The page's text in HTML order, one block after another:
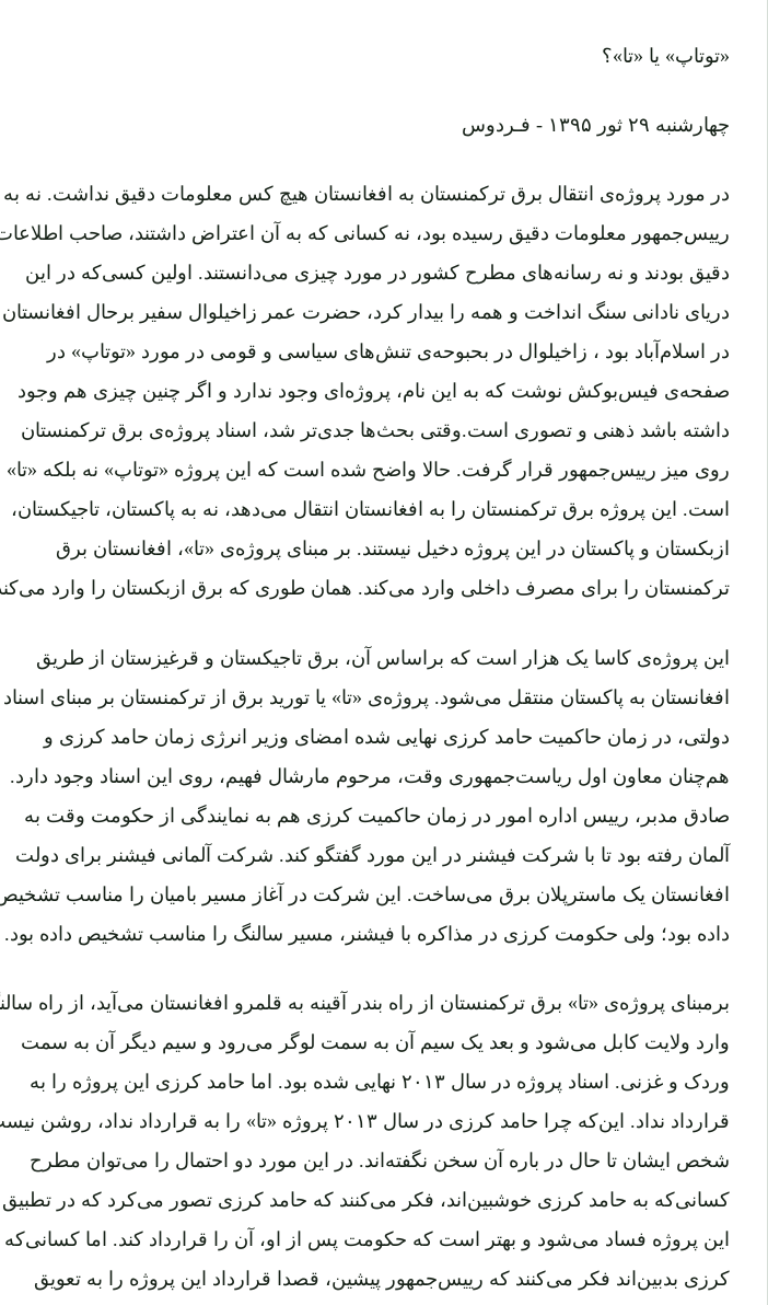
«توتاپ» یا «تا»؟
چهارشنبه ۲۹ ثور ۱۳۹۵ - فـردوس
در مورد پروژه‌ی انتقال برق ترکمنستان به افغانستان هیچ کس معلومات دقیق نداشت. نه به
رییس‌جمهور معلومات دقیق رسیده بود، نه کسانی‌ که به آن اعتراض داشتند، صاحب
دقیق بودند و نه رسانه‌های مطرح کشور در مورد چیزی می‌دانستند. اولین کسی‌که در این
دریای نادانی سنگ انداخت و همه را بیدار کرد، حضرت عمر زاخیلوال سفیر برحال افغانستان
در اسلام‌آباد بود ، زاخیلوال در بحبوحه‌ی تنش‌های سیاسی و قومی ‌در مورد «توتاپ» در
صفحه‌ی فیس‌بوکش نوشت که به این نام، پروژه‌ای وجود ندارد و اگر چنین چیزی هم وجود
داشته باشد ذهنی و تصوری است.وقتی بحث‌ها جدی‌تر شد، اسناد پروژه‌‌ی برق ترکمنستان
روی میز رییس‌جمهور قرار گرفت. حالا واضح شده است که این پروژه «توتاپ» نه بلکه «تا»
است. این پروژه برق ترکمنستان را به افغانستان انتقال می‌دهد، نه به پاکستان، تاجیکستان،
ازبکستان و پاکستان در این پروژه دخیل نیستند. بر مبنای پروژه‌ی «تا»، افغانستان برق
ترکمنستان را برای مصرف داخلی وارد می‌کند. همان طوری که برق ازبکستان را وارد
این پروژه‌ی کاسا یک هزار است که براساس آن، برق تاجیکستان و قرغیزستان از طریق
افغانستان به پاکستان منتقل می‌شود. پروژه‌ی «تا» یا تورید برق از ترکمنستان بر مبنای اسناد
دولتی، در زمان حاکمیت حامد کرزی نهایی شده امضای وزیر انرژی زمان حامد کرزی و
هم‌چنان معاون اول ریاست‌جمهوری وقت، مرحوم مارشال فهیم، روی این اسناد وجود دارد.
صادق مدبر، رییس اداره امور در زمان حاکمیت کرزی هم به نمایندگی از حکومت وقت به
آلمان رفته بود تا با شرکت فیشنر در این مورد گفتگو کند. شرکت آلمانی فیشنر برای دولت
افغانستان یک ماسترپلان برق می‌ساخت. این شرکت در آغاز مسیر بامیان را مناسب
داده بود؛ ولی حکومت کرزی در مذاکره با فیشنر، مسیر سالنگ را مناسب تشخیص داده بود.
برمبنای پروژه‌ی «تا» برق ترکمنستان از راه بندر آقینه به قلمرو افغانستان می‌آید، از راه
وارد ولایت کابل می‌شود و بعد یک سیم آن به سمت لوگر می‌رود و سیم دیگر آن به سمت
وردک و غزنی. اسناد پروژه در سال ۲۰۱۳ نهایی شده بود. اما حامد کرزی این پروژه را به
قرارداد نداد. این‌که چرا حامد کرزی در سال ۲۰۱۳ پروژه «تا» را به قرارداد نداد، روشن
شخص ایشان تا حال در باره آن سخن نگفته‌اند. در این مورد دو احتمال را می‌توان مطرح
کسانی‌که به حامد کرزی خوشبین‌اند، فکر می‌کنند که حامد کرزی تصور می‌کرد که در تطبیق
این پروژه فساد می‌شود و بهتر است که حکومت پس از او، آن را قرارداد کند. اما کسانی‌که
کرزی بدبین‌اند فکر می‌کنند که رییس‌جمهور پیشین، قصدا قرارداد این پروژه را به تعویق